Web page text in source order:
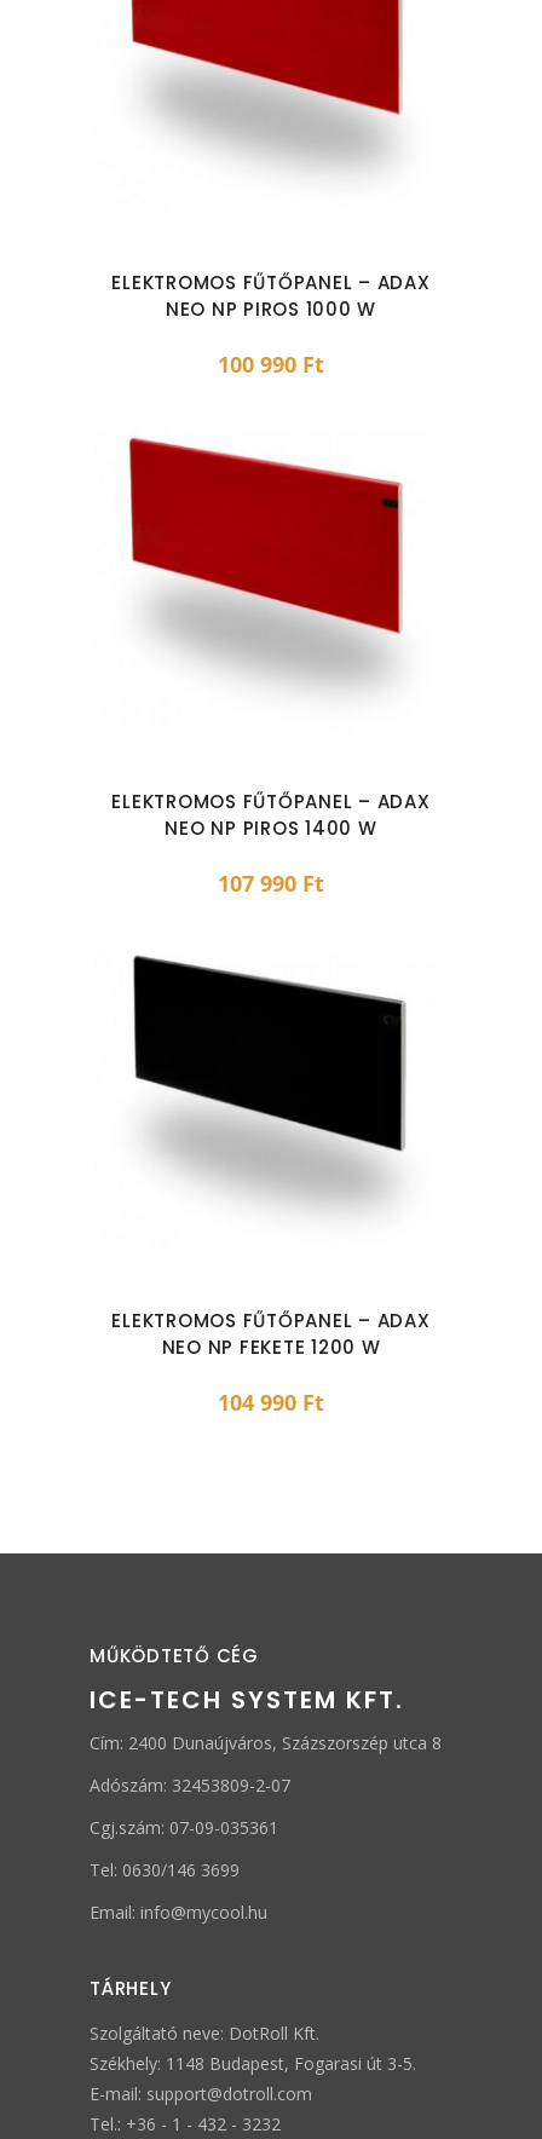
ELEKTROMOS FŰTŐPANEL – ADAX
NEO NP PIROS 1000 W
100 990 Ft
ELEKTROMOS FŰTŐPANEL – ADAX
NEO NP PIROS 1400 W
107 990 Ft
ELEKTROMOS FŰTŐPANEL – ADAX
NEO NP FEKETE 1200 W
104 990 Ft
MŰKÖDTETŐ CÉG
ICE-TECH SYSTEM KFT.
Cím: 2400 Dunaújváros, Százszorszép utca 8
Adószám: 32453809-2-07
Cgj.szám: 07-09-035361
Tel: 0630/146 3699
Email: info@mycool.hu
TÁRHELY
Szolgáltató neve: DotRoll Kft.
Székhely: 1148 Budapest, Fogarasi út 3-5.
E-mail: support@dotroll.com
Tel.: +36 - 1 - 432 - 3232